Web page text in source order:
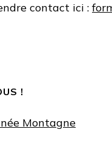
contact ici :
!
Montagne